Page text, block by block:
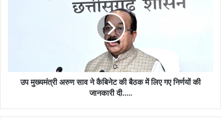
में
उप मुख्यमंत्री अरुण साव ने कैबिनेट की बैठक में लिए गए निर्णयों की
जानकारी दी…..